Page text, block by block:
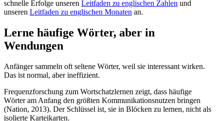
schnelle Erfolge unseren Leitfaden zu englischen Zahlen und
unseren Leitfaden zu englischen Monaten an.
Lerne häufige Wörter, aber in
Wendungen
Anfänger sammeln oft seltene Wörter, weil sie interessant wirken.
Das ist normal, aber ineffizient.
Frequenzforschung zum Wortschatzlernen zeigt, dass häufige
Wörter am Anfang den größten Kommunikationsnutzen bringen
(Nation, 2013). Der Schlüssel ist, sie in Blöcken zu lernen, nicht als
isolierte Karteikarten.